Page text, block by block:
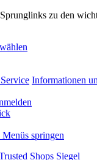
zu den
Informationen
springen